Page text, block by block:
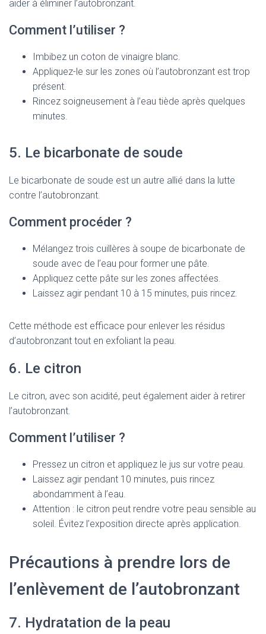
aider à éliminer l’autobronzant.
Comment l’utiliser ?
Imbibez un coton de vinaigre blanc.
Appliquez-le sur les zones où l’autobronzant est trop
présent.
Rincez soigneusement à l’eau tiède après quelques
minutes.
5. Le bicarbonate de soude
Le bicarbonate de soude est un autre allié dans la lutte
contre l’autobronzant.
Comment procéder ?
Mélangez trois cuillères à soupe de bicarbonate de
soude avec de l’eau pour former une pâte.
Appliquez cette pâte sur les zones affectées.
Laissez agir pendant 10 à 15 minutes, puis rincez.
Cette méthode est efficace pour enlever les résidus
d’autobronzant tout en exfoliant la peau.
6. Le citron
Le citron, avec son acidité, peut également aider à retirer
l’autobronzant.
Comment l’utiliser ?
Pressez un citron et appliquez le jus sur votre peau.
Laissez agir pendant 10 minutes, puis rincez
abondamment à l’eau.
Attention : le citron peut rendre votre peau sensible au
soleil. Évitez l’exposition directe après application.
Précautions à prendre lors de
l’enlèvement de l’autobronzant
7. Hydratation de la peau